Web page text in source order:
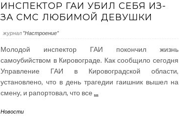
ИНСПЕКТОР ГАИ УБИЛ СЕБЯ ИЗ-
ЗА СМС ЛЮБИМОЙ ДЕВУШКИ
журнал "Настроение"
Молодой инспектор ГАИ покончил жизнь
самоубийством в Кировограде. Как сообщило сегодня
Управление ГАИ в Кировоградской области,
установлено, что в день трагедии гаишник вышел на
смену, и рапортовал, что все ...
Новости